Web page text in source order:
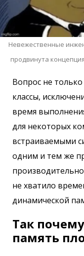
Невежественные
продвинута
Вопрос не
классы,
время
для некоторых
встраиваемыми
одним и тем же
не хватило
динамической
Так
память